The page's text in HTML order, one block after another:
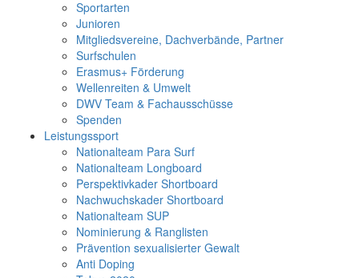
Sportarten
Junioren
Mitgliedsvereine, Dachverbände, Partner
Surfschulen
Erasmus+ Förderung
Wellenreiten & Umwelt
DWV Team & Fachausschüsse
Spenden
Leistungssport
Nationalteam Para Surf
Nationalteam Longboard
Perspektivkader Shortboard
Nachwuchskader Shortboard
Nationalteam SUP
Nominierung & Ranglisten
Prävention sexualisierter Gewalt
Anti Doping